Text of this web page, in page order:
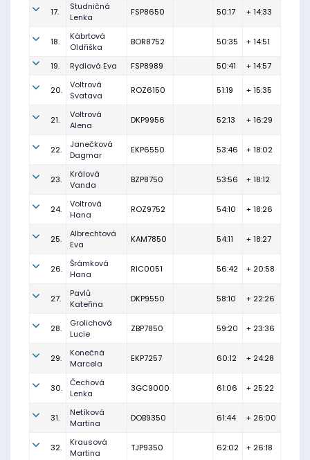
17.
Studničná
Lenka
FSP8650 50:17 + 14:33
18.
Kábrtová
Oldřiška
BOR8752 50:35 + 14:51
19. Rydlová Eva FSP8989 50:41 + 14:57
20.
Voltrová
Svatava
ROZ6150 51:19 + 15:35
21.
Voltrová
Alena
DKP9956 52:13 + 16:29
22.
Janečková
Dagmar
EKP6550 53:46 + 18:02
23.
Králová
Vanda
BZP8750 53:56 + 18:12
24.
Voltrová
Hana
ROZ9752 54:10 + 18:26
25.
Albrechtová
Eva
KAM7850 54:11 + 18:27
26.
Šrámková
Hana
RIC0051 56:42 + 20:58
27.
Pavlů
Kateřina
DKP9550 58:10 + 22:26
28.
Grolichová
Lucie
ZBP7850 59:20 + 23:36
29.
Konečná
Marcela
EKP7257 60:12 + 24:28
30.
Čechová
Lenka
3GC9000 61:06 + 25:22
31.
Netíková
Martina
DOB9350 61:44 + 26:00
32.
Krausová
Martina
TJP9350 62:02 + 26:18